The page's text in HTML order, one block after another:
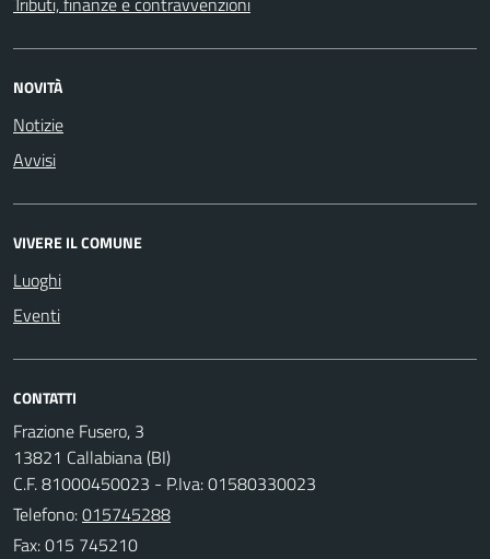
NOVITÀ
Notizie
Avvisi
VIVERE IL COMUNE
Luoghi
Eventi
CONTATTI
Frazione Fusero, 3
13821 Callabiana (BI)
C.F. 81000450023 - P.Iva: 01580330023
Telefono:015745288
Fax: 015 745210